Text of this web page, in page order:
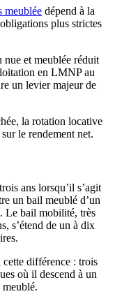
meublée dépend à la
plus strictes
et meublée réduit
en LMNP au
un levier majeur de
la rotation locative
le rendement net.
ans lorsqu’il s’agit
un bail meublé d’un
Le bail mobilité, très
s’étend de un à dix
cette différence : trois
où il descend à un